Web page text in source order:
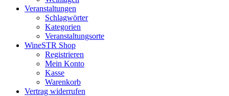
Veranstaltungen
Schlagwörter
Kategorien
Veranstaltungsorte
WineSTR Shop
Registrieren
Mein Konto
Kasse
Warenkorb
Vertrag widerrufen